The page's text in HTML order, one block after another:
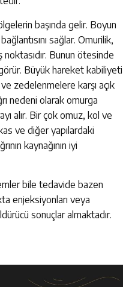
başında gelir. Boyun
sağlar. Omurilik,
noktasıdır. Bunun ötesinde
Büyük hareket kabiliyeti
zedelenmelere karşı açık
nedeni olarak omurga
alır. Bir çok omuz, kol ve
ve diğer yapılardaki
kaynağının iyi
bile tedavide bazen
enjeksiyonları veya
sonuçlar almaktadır.